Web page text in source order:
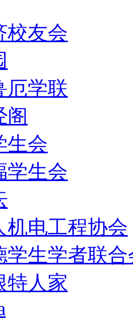
校友会
厄学联
阁
生会
学生会
机电工程协会
学生学者联合
特人家